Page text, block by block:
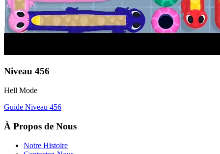
Niveau 456
Hell Mode
Guide Niveau 456
À Propos de Nous
Notre Histoire